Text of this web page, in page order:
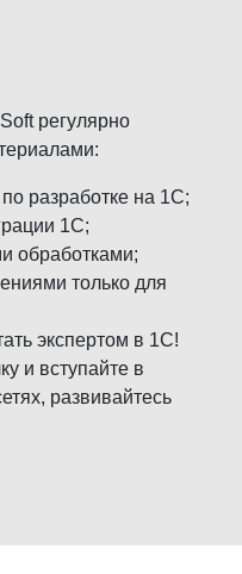
регулярно
разработке на 1С;
1С;
обработками;
только для
экспертом в 1С!
и вступайте в
развивайтесь